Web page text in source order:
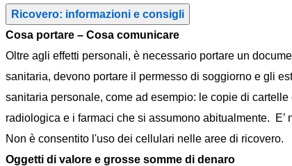
Ricovero: informazioni e consigli
Cosa portare – Cosa comunicare
Oltre agli effetti personali, è necessario portare un
sanitaria, devono portare il permesso di soggiorno e gli
sanitaria personale, come ad esempio: le copie di
radiologica e i farmaci che si assumono abitualmente.
Non è consentito l'uso dei cellulari nelle aree di ricovero.
Oggetti di valore e grosse somme di denaro